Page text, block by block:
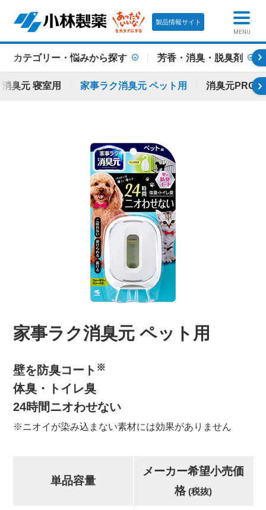
製品情報サイト
MENU
カテゴリー・悩みから探す 芳香・消臭・脱臭剤
臭元 寝室用 家事ラク消臭元 ペット用 消臭元PRO
家事ラク消臭元 ペット用
壁を防臭コート ※
体臭・トイレ臭
24時間ニオわせない
※ニオイが染み込まない素材には効果がありません
単品容量
メーカー希望小売価
格(税抜)